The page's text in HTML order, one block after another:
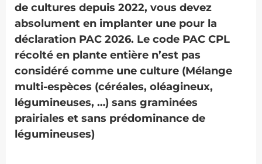
de cultures depuis 2022, vous devez
absolument en implanter une pour la
déclaration PAC 2026. Le code PAC CPL
récolté en plante entière n’est pas
considéré comme une culture (Mélange
multi-espèces (céréales, oléagineux,
légumineuses, …) sans graminées
prairiales et sans prédominance de
légumineuses)